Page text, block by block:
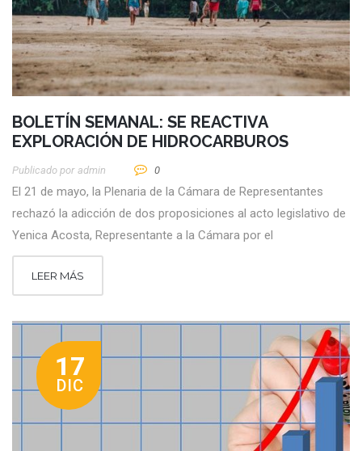
BOLETÍN SEMANAL: SE REACTIVA
EXPLORACIÓN DE HIDROCARBUROS
Publicado por Admin 0
El 21 de mayo, la Plenaria de la Cámara de Representantes
rechazó la adicción de dos proposiciones al acto legislativo de
Yenica Acosta, Representante a la Cámara por el
LEER MÁS
17
DIC